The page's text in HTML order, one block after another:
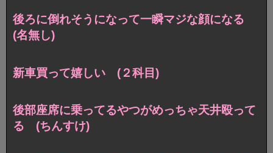
後ろに倒れそうになって一瞬マジな顔になる
(名無し)
新車買って嬉しい (２科目)
後部座席に乗ってるやつがめっちゃ天井殴って
る (ちんすけ)